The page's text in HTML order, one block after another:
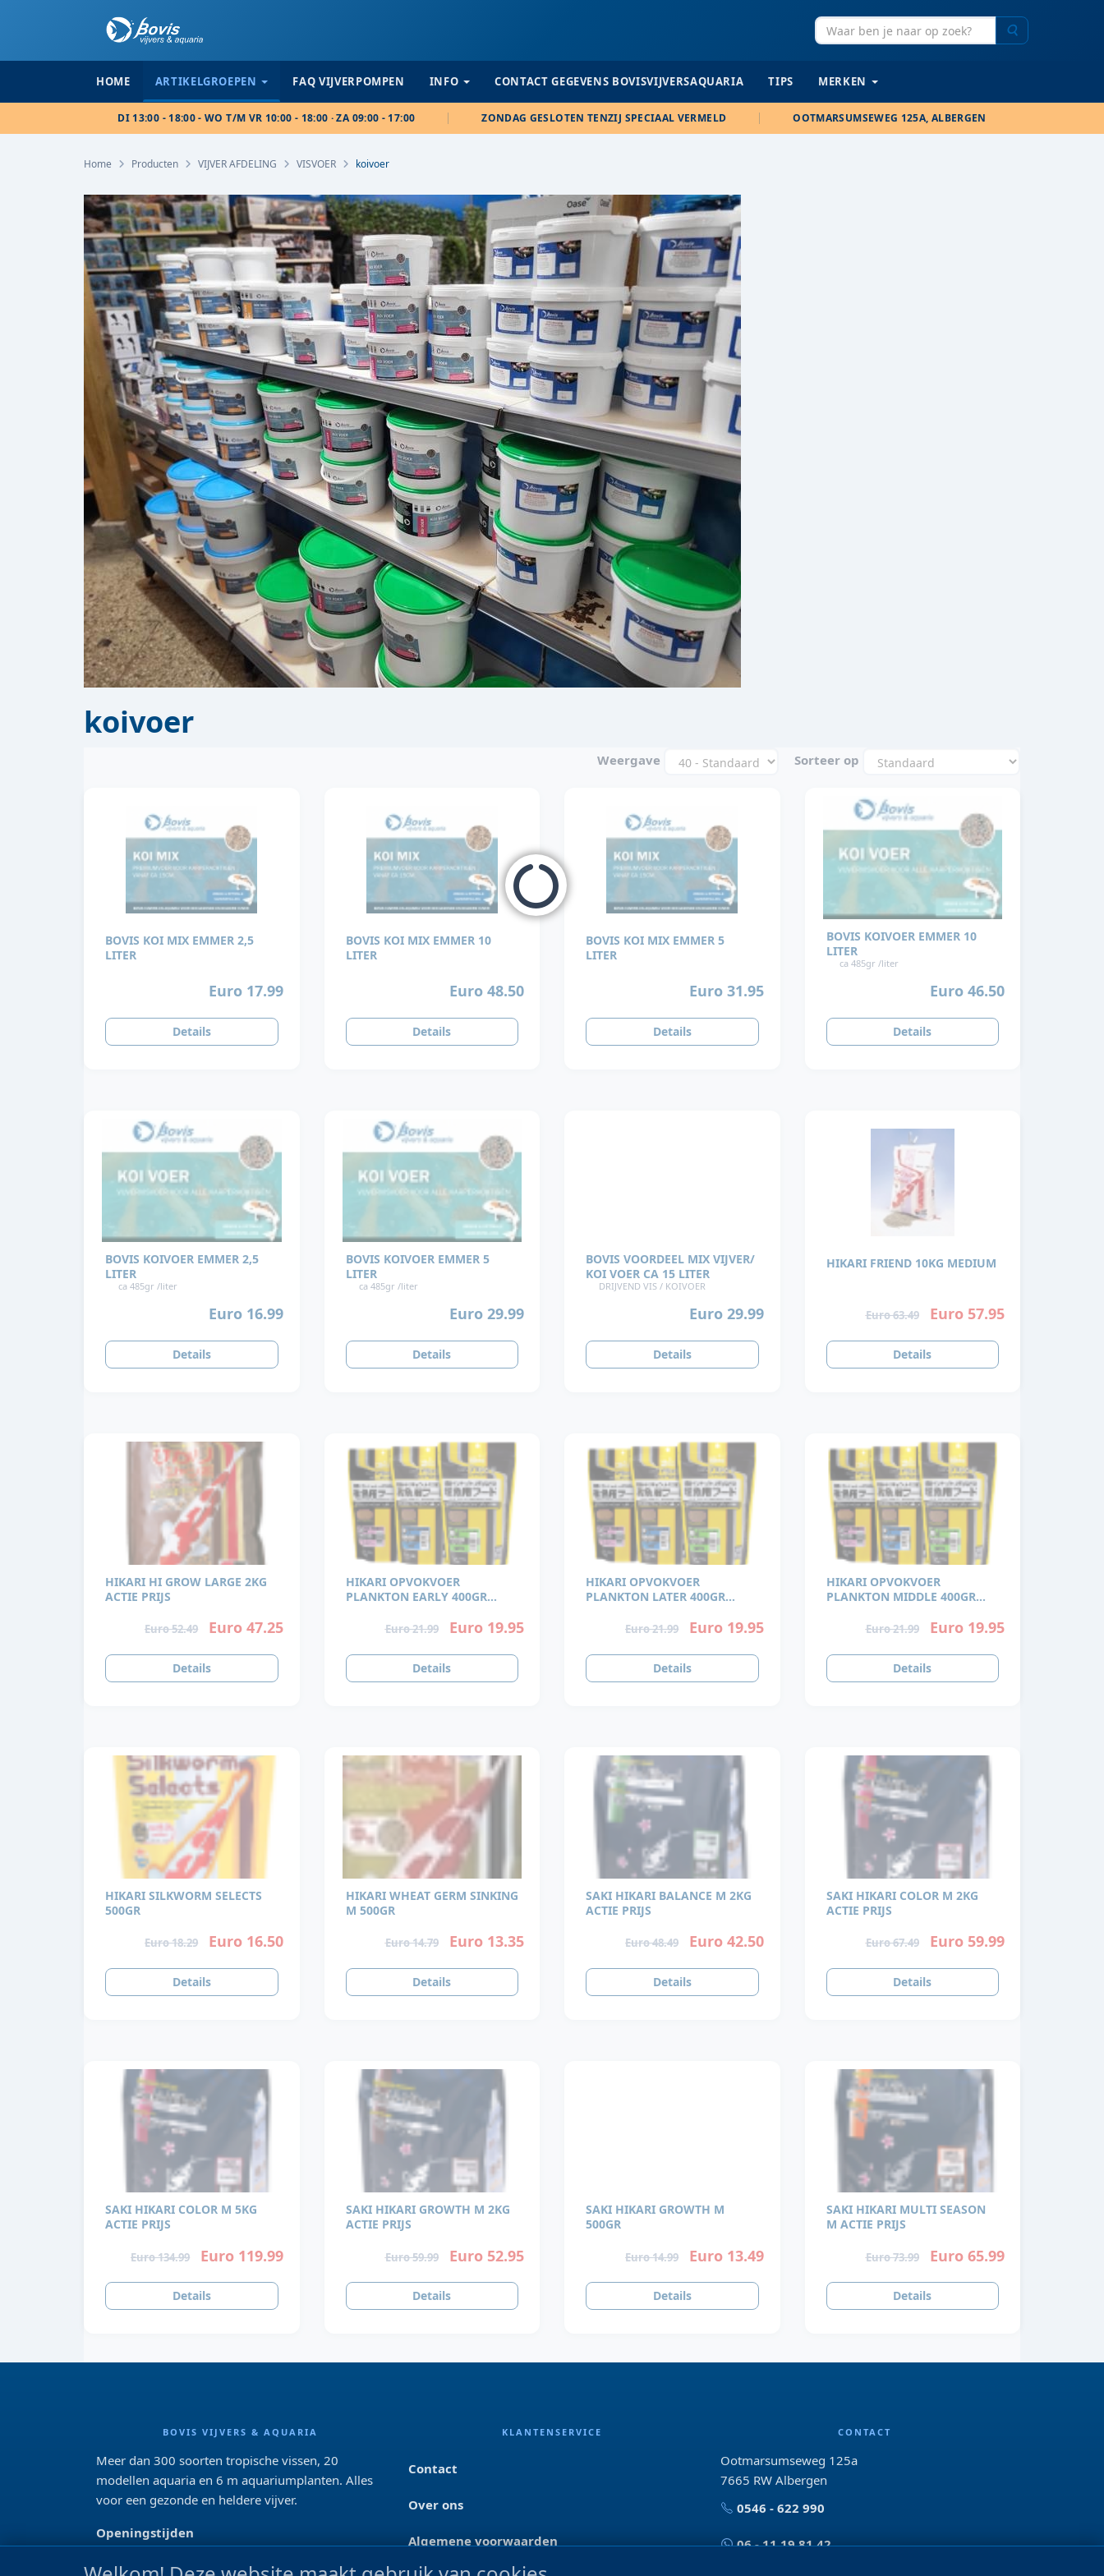
HOME ARTIKELGROEPEN FAQ VIJVERPOMPEN INFO CONTACT GEGEVENS BOVISVIJVERSAQUARIA TIPS MERKEN
DI 13:00 - 18:00 - WO T/M VR 10:00 - 18:00 · ZA 09:00 - 17:00 ZONDAG GESLOTEN TENZIJ SPECIAAL VERMELD OOTMARSUMSEWEG 125A, ALBERGEN
Home Producten VIJVER AFDELING VISVOER koivoer
koivoer
Weergave Sorteer op
BOVIS KOI MIX EMMER 2,5
LITER
Euro 17.99
Details
BOVIS KOI MIX EMMER 10
LITER
Euro 48.50
Details
BOVIS KOI MIX EMMER 5
LITER
Euro 31.95
Details
BOVIS KOIVOER EMMER 10
LITER
ca 485gr /liter
Euro 46.50
Details
BOVIS KOIVOER EMMER 2,5
LITER
ca 485gr /liter
Euro 16.99
Details
BOVIS KOIVOER EMMER 5
LITER
ca 485gr /liter
Euro 29.99
Details
BOVIS VOORDEEL MIX VIJVER/
KOI VOER CA 15 LITER
DRIJVEND VIS / KOIVOER
Euro 29.99
Details
HIKARI FRIEND 10KG MEDIUM
Euro 63.49 Euro 57.95
Details
HIKARI HI GROW LARGE 2KG
ACTIE PRIJS
Euro 52.49 Euro 47.25
Details
HIKARI OPVOKVOER
PLANKTON EARLY 400GR
Euro 21.99 Euro 19.95
Details
HIKARI OPVOKVOER
PLANKTON LATER 400GR
Euro 21.99 Euro 19.95
Details
HIKARI OPVOKVOER
PLANKTON MIDDLE 400GR
Euro 21.99 Euro 19.95
Details
HIKARI SILKWORM SELECTS
500GR
Euro 18.29 Euro 16.50
Details
HIKARI WHEAT GERM SINKING
M 500GR
Euro 14.79 Euro 13.35
Details
SAKI HIKARI BALANCE M 2KG
ACTIE PRIJS
Euro 48.49 Euro 42.50
Details
SAKI HIKARI COLOR M 2KG
ACTIE PRIJS
Euro 67.49 Euro 59.99
Details
SAKI HIKARI COLOR M 5KG
ACTIE PRIJS
Euro 134.99 Euro 119.99
Details
SAKI HIKARI GROWTH M 2KG
ACTIE PRIJS
Euro 59.99 Euro 52.95
Details
SAKI HIKARI GROWTH M
500GR
Euro 14.99 Euro 13.49
Details
SAKI HIKARI MULTI SEASON
M ACTIE PRIJS
Euro 73.99 Euro 65.99
Details
BOVIS VIJVERS & AQUARIA
Meer dan 300 soorten tropische vissen, 20
modellen aquaria en 6 m aquariumplanten. Alles
voor een gezonde en heldere vijver.
Openingstijden
Di 13:00 - 18:00 Wo-Vr: 10:00 - 18:00
Za: 09:00 - 17:00
KLANTENSERVICE
Contact
Over ons
Algemene voorwaarden
CONTACT
Ootmarsumseweg 125a
7665 RW Albergen
0546 - 622 990
06 - 11 19 81 42